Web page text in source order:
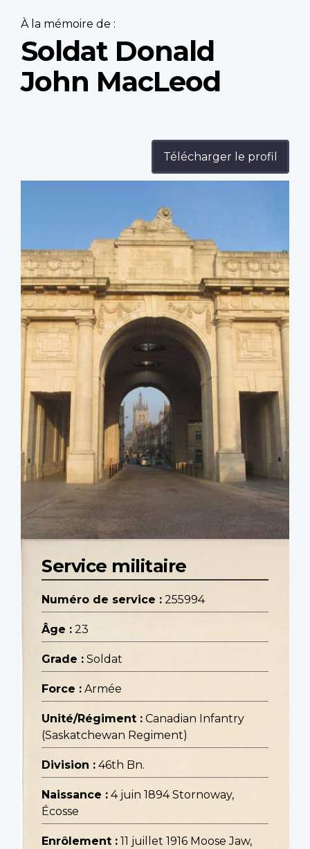
À la mémoire de :
Soldat Donald
John MacLeod
Télécharger le profil
Service militaire
Numéro de service : 255994
Âge : 23
Grade : Soldat
Force : Armée
Unité/Régiment : Canadian Infantry
(Saskatchewan Regiment)
Division : 46th Bn.
Naissance : 4 juin 1894 Stornoway,
Écosse
Enrôlement : 11 juillet 1916 Moose Jaw,